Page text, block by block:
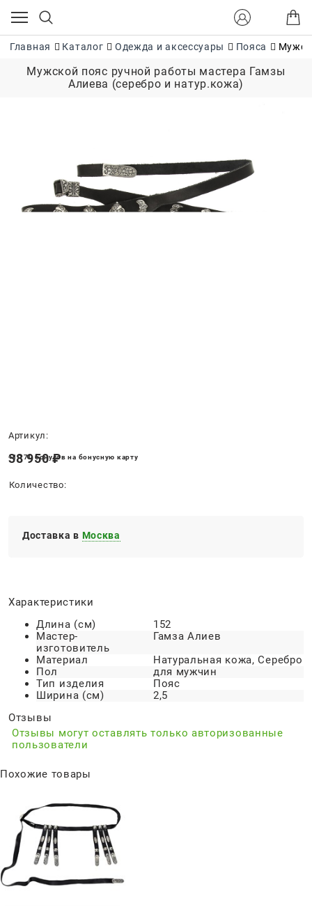
Главная Каталог Одежда и аксессуары Пояса
Мужской пояс ручной работы мастера Гамзы
Алиева (серебро и натур.кожа)
Артикул:
38 950 ₽
+1 170 бонусов на бонусную карту
Количество:
Доставка в Москва
Характеристики
Длина (см)
152
Мастер-
изготовитель
Гамза Алиев
Материал
Натуральная кожа, Серебро
Пол
для мужчин
Тип изделия
Пояс
Ширина (см)
2,5
Отзывы
Отзывы могут оставлять только авторизованные
пользователи
Похожие товары